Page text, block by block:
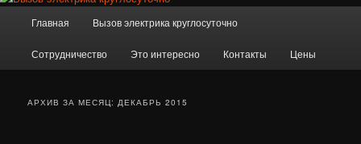
Главная Вызов электрика круглосуточно
Сотрудничество Это интересно Контакты Цены
АРХИВ ЗА МЕСЯЦ:ДЕКАБРЬ 2015